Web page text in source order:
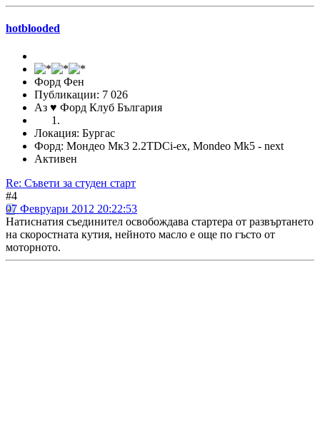
hotblooded
Форд Фен
Публикации: 7 026
Аз ♥ Форд Клуб България
Локация: Бургас
Форд: Мондео Мк3 2.2TDCi-ex, Mondeo Mk5 - next
Активен
Re: Съвети за студен старт
#4
07 Февруари 2012 20:22:53
Натиснатия съединител освобождава стартера от развъртането
на скоростната кутия, нейното масло е още по гъсто от
моторното.